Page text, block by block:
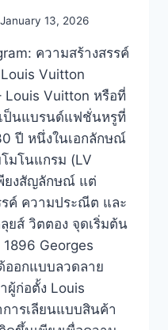
January 13, 2026
ความสร้างสรรค์
Vuitton
Louis Vuitton หรือที่
ป็นแบรนด์แฟชั่นหรูที่
ปี หนึ่งในเอกลักษณ์
มโนแกรม (LV
ยงสัญลักษณ์ แต่
ค์ ความประณีต และ
ยส์ วิตตอง จุดเริ่มต้น
Georges
ออกแบบลวดลาย
ผู้ก่อตั้ง Louis
ารเลียนแบบสินค้า